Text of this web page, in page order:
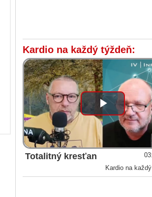
Kardio na každý týždeň:
Play
Video
Totalitný kresťan
Kardio na